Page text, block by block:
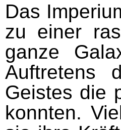
Das
zu einer
ganze
Auftretens
Geistes die
konnten.